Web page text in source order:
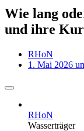
Wie lang
und ihre
RHoN
1. Mai 2026
RHoN
Wasserträger